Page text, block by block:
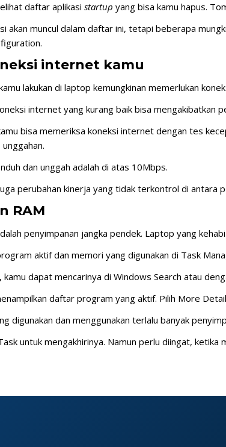
daftar aplikasi startup yang bisa kamu hapus.
akan muncul dalam daftar ini, tetapi beberapa
internet kamu
lakukan di laptop kemungkinan memerlukan
internet yang kurang baik bisa mengakibatkan
bisa memeriksa koneksi internet dengan tes
dan unggah adalah di atas 10Mbps.
perubahan kinerja yang tidak terkontrol di
RAM
penyimpanan jangka pendek. Laptop yang
aktif dan memori yang digunakan di Task
kamu dapat mencarinya di Windows Search atau
daftar program yang aktif. Pilih More
digunakan dan menggunakan terlalu banyak
untuk mengakhirinya. Namun perlu diingat,